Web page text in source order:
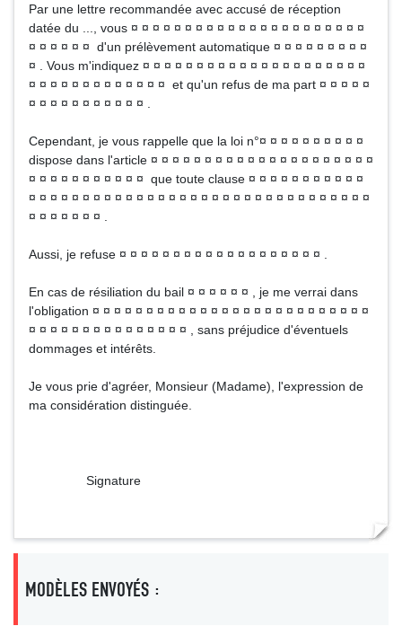
Par une lettre recommandée avec accusé de réception
datée du ..., vous ¤ ¤ ¤ ¤ ¤ ¤ ¤ ¤ ¤ ¤ ¤ ¤ ¤ ¤ ¤ ¤ ¤ ¤ ¤ ¤ ¤ ¤
¤ ¤ ¤ ¤ ¤ ¤ d'un prélèvement automatique ¤ ¤ ¤ ¤ ¤ ¤ ¤ ¤ ¤
¤ . Vous m'indiquez ¤ ¤ ¤ ¤ ¤ ¤ ¤ ¤ ¤ ¤ ¤ ¤ ¤ ¤ ¤ ¤ ¤ ¤ ¤ ¤ ¤
¤ ¤ ¤ ¤ ¤ ¤ ¤ ¤ ¤ ¤ ¤ ¤ ¤ et qu'un refus de ma part ¤ ¤ ¤ ¤ ¤
¤ ¤ ¤ ¤ ¤ ¤ ¤ ¤ ¤ ¤ ¤ .
Cependant, je vous rappelle que la loi n°¤ ¤ ¤ ¤ ¤ ¤ ¤ ¤ ¤ ¤
dispose dans l'article ¤ ¤ ¤ ¤ ¤ ¤ ¤ ¤ ¤ ¤ ¤ ¤ ¤ ¤ ¤ ¤ ¤ ¤ ¤ ¤ ¤
¤ ¤ ¤ ¤ ¤ ¤ ¤ ¤ ¤ ¤ ¤ que toute clause ¤ ¤ ¤ ¤ ¤ ¤ ¤ ¤ ¤ ¤ ¤
¤ ¤ ¤ ¤ ¤ ¤ ¤ ¤ ¤ ¤ ¤ ¤ ¤ ¤ ¤ ¤ ¤ ¤ ¤ ¤ ¤ ¤ ¤ ¤ ¤ ¤ ¤ ¤ ¤ ¤ ¤ ¤
¤ ¤ ¤ ¤ ¤ ¤ ¤ .
Aussi, je refuse ¤ ¤ ¤ ¤ ¤ ¤ ¤ ¤ ¤ ¤ ¤ ¤ ¤ ¤ ¤ ¤ ¤ ¤ ¤ .
En cas de résiliation du bail ¤ ¤ ¤ ¤ ¤ ¤ , je me verrai dans
l'obligation ¤ ¤ ¤ ¤ ¤ ¤ ¤ ¤ ¤ ¤ ¤ ¤ ¤ ¤ ¤ ¤ ¤ ¤ ¤ ¤ ¤ ¤ ¤ ¤ ¤ ¤
¤ ¤ ¤ ¤ ¤ ¤ ¤ ¤ ¤ ¤ ¤ ¤ ¤ ¤ ¤ , sans préjudice d'éventuels
dommages et intérêts.
Je vous prie d'agréer, Monsieur (Madame), l'expression de
ma considération distinguée.
Signature
MODÈLES ENVOYÉS :